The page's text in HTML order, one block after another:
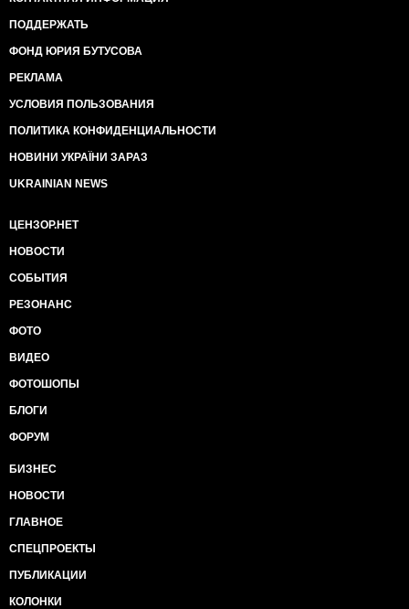
ПОДДЕРЖАТЬ
ФОНД ЮРИЯ БУТУСОВА
РЕКЛАМА
УСЛОВИЯ ПОЛЬЗОВАНИЯ
ПОЛИТИКА КОНФИДЕНЦИАЛЬНОСТИ
НОВИНИ УКРАЇНИ ЗАРАЗ
UKRAINIAN NEWS
ЦЕНЗОР.НЕТ
НОВОСТИ
СОБЫТИЯ
РЕЗОНАНС
ФОТО
ВИДЕО
ФОТОШОПЫ
БЛОГИ
ФОРУМ
БИЗНЕС
НОВОСТИ
ГЛАВНОЕ
СПЕЦПРОЕКТЫ
ПУБЛИКАЦИИ
КОЛОНКИ